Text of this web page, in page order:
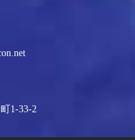
1-33-2